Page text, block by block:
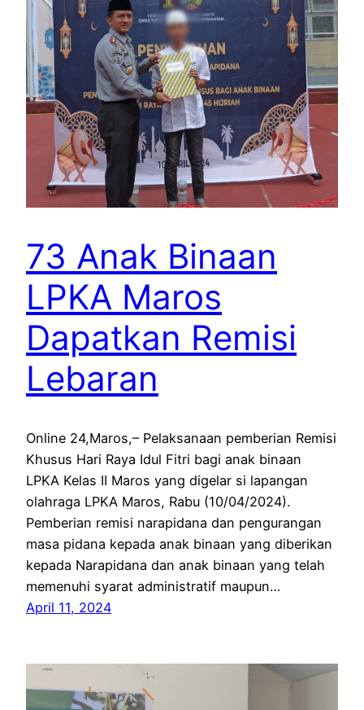
73 Anak Binaan
LPKA Maros
Dapatkan Remisi
Lebaran
Online 24,Maros,– Pelaksanaan pemberian Remisi
Khusus Hari Raya Idul Fitri bagi anak binaan
LPKA Kelas II Maros yang digelar si lapangan
olahraga LPKA Maros, Rabu (10/04/2024).
Pemberian remisi narapidana dan pengurangan
masa pidana kepada anak binaan yang diberikan
kepada Narapidana dan anak binaan yang telah
memenuhi syarat administratif maupun…
April 11, 2024